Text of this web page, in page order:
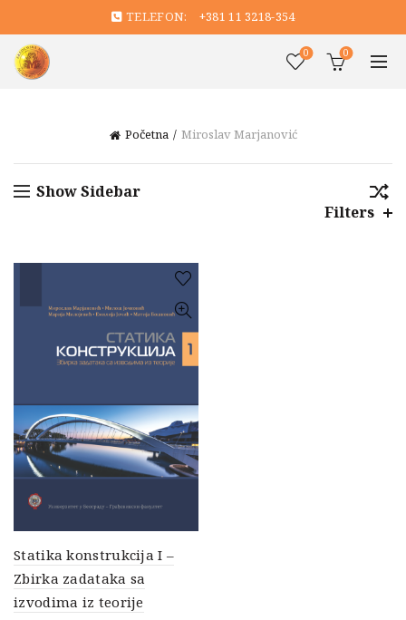
TELEFON: +381 11 3218-354
0 0
Početna Miroslav Marjanović
Show Sidebar
Filters
Statika konstrukcija I –
Zbirka zadataka sa
izvodima iz teorije